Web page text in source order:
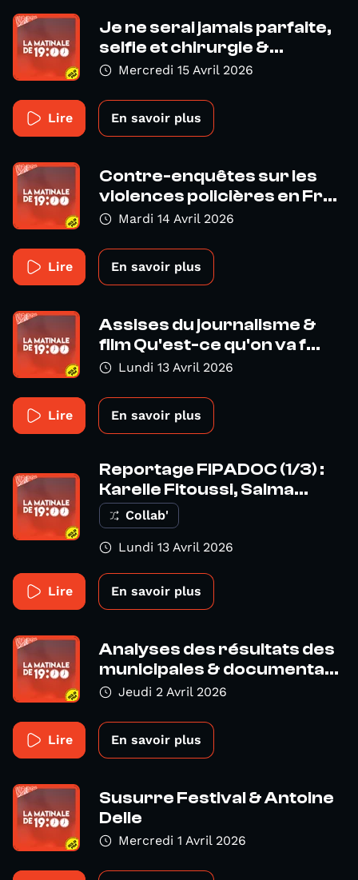
Je ne serai jamais parfaite,
selfie et chirurgie &...
Mercredi 15 Avril 2026
Lire En savoir plus
Contre-enquêtes sur les
violences policières en Fr...
Mardi 14 Avril 2026
Lire En savoir plus
Assises du journalisme &
film Qu'est-ce qu'on va f...
Lundi 13 Avril 2026
Lire En savoir plus
Reportage FIPADOC (1/3) :
Karelle Fitoussi, Salma...
Collab'
Lundi 13 Avril 2026
Lire En savoir plus
Analyses des résultats des
municipales & documenta...
Jeudi 2 Avril 2026
Lire En savoir plus
Susurre Festival & Antoine
Delie
Mercredi 1 Avril 2026